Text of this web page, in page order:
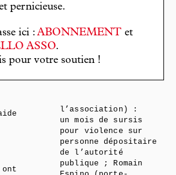
pernicieuse.
ici : ABONNEMENT et
ASSO.
pour votre soutien !
l’association) :
un mois de sursis
pour violence sur
personne dépositaire
de l’autorité
publique ; Romain